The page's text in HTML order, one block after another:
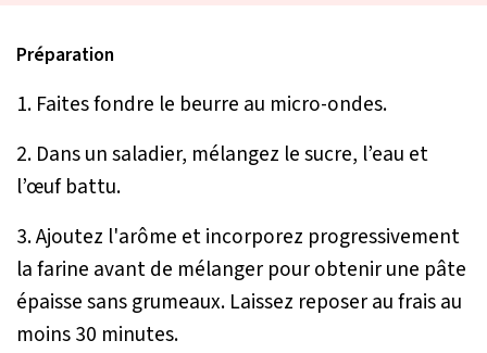
Préparation
1. Faites fondre le beurre au micro-ondes.
2. Dans un saladier, mélangez le sucre, l’eau et
l’œuf battu.
3. Ajoutez l'arôme et incorporez progressivement
la farine avant de mélanger pour obtenir une pâte
épaisse sans grumeaux. Laissez reposer au frais au
moins 30 minutes.